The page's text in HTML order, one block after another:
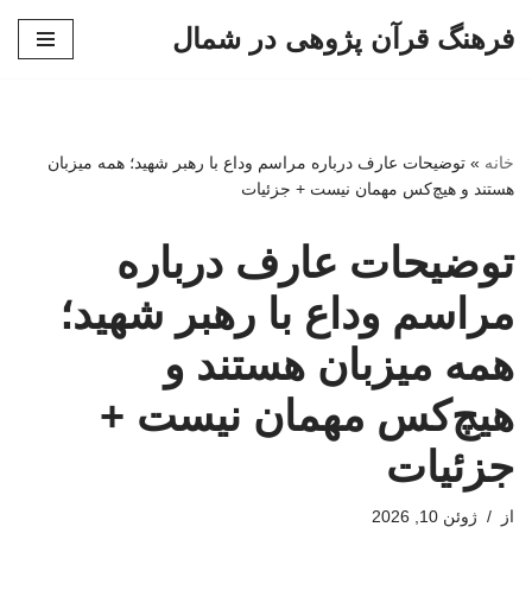
فرهنگ قرآن پژوهی در شمال
خانه » توضیحات عارف درباره مراسم وداع با رهبر شهید؛ همه میزبان
هستند و هیچ‌کس مهمان نیست + جزئیات
توضیحات عارف درباره
مراسم وداع با رهبر شهید؛
همه میزبان هستند و
هیچ‌کس مهمان نیست +
جزئیات
از ژوئن 10, 2026